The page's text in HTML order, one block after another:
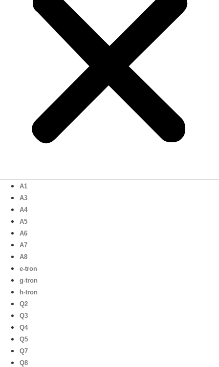
A1
A3
A4
A5
A6
A7
A8
e-tron
g-tron
h-tron
Q2
Q3
Q4
Q5
Q7
Q8